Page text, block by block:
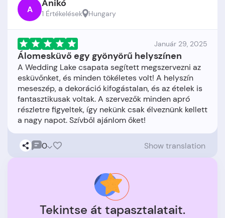
A Anikó
1 Értékelések Hungary
Január 29, 2025
Álomesküvő egy gyönyörű helyszínen
A Wedding Lake csapata segített megszervezni az
esküvőnket, és minden tökéletes volt! A helyszín
meseszép, a dekoráció kifogástalan, és az ételek is
fantasztikusak voltak. A szervezők minden apró
részletre figyeltek, így nekünk csak élveznünk kellett
0 Show translation
Tekintse át tapasztalatait.